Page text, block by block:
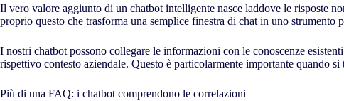
Il vero valore aggiunto di un chatbot intelligente nasce laddove le risposte
proprio questo che trasforma una semplice finestra di chat in uno
I nostri chatbot possono collegare le informazioni con le conoscenze
rispettivo contesto aziendale. Questo è particolarmente importante quando
Più di una FAQ: i chatbot comprendono le correlazioni